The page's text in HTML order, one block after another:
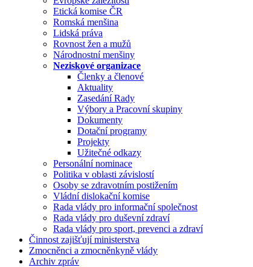
Etická komise ČR
Romská menšina
Lidská práva
Rovnost žen a mužů
Národnostní menšiny
Neziskové organizace
Členky a členové
Aktuality
Zasedání Rady
Výbory a Pracovní skupiny
Dokumenty
Dotační programy
Projekty
Užitečné odkazy
Personální nominace
Politika v oblasti závislostí
Osoby se zdravotním postižením
Vládní dislokační komise
Rada vlády pro informační společnost
Rada vlády pro duševní zdraví
Rada vlády pro sport, prevenci a zdraví
Činnost zajišťují ministerstva
Zmocněnci a zmocněnkyně vlády
Archiv zpráv